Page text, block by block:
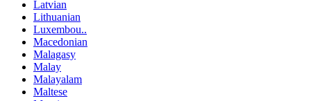
Latvian
Lithuanian
Luxembou..
Macedonian
Malagasy
Malay
Malayalam
Maltese